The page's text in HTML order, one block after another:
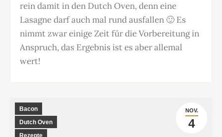
rein damit in den Dutch Oven, denn eine
Lasagne darf auch mal rund ausfallen 🙂 Es
nimmt zwar einige Zeit für die Vorbereitung in
Anspruch, das Ergebnis ist es aber allemal
wert!
NOV.
4
Bacon
Dutch Oven